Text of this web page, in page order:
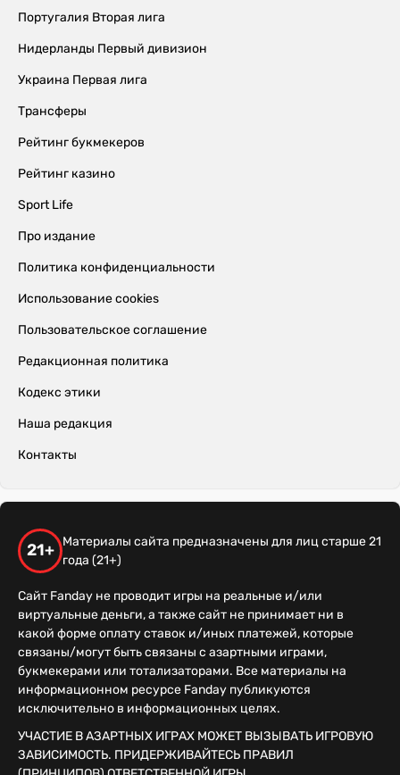
Португалия Вторая лига
Нидерланды Первый дивизион
Украина Первая лига
Трансферы
Рейтинг букмекеров
Рейтинг казино
Sport Life
Про издание
Политика конфиденциальности
Использование cookies
Пользовательское соглашение
Редакционная политика
Кодекс этики
Наша редакция
Контакты
21+
Материалы сайта предназначены для лиц старше 21
года (21+)
Сайт Fanday не проводит игры на реальные и/или
виртуальные деньги, а также сайт не принимает ни в
какой форме оплату ставок и/иных платежей, которые
связаны/могут быть связаны с азартными играми,
букмекерами или тотализаторами. Все материалы на
информационном ресурсе Fanday публикуются
исключительно в информационных целях.
УЧАСТИЕ В АЗАРТНЫХ ИГРАХ МОЖЕТ ВЫЗЫВАТЬ ИГРОВУЮ
ЗАВИСИМОСТЬ. ПРИДЕРЖИВАЙТЕСЬ ПРАВИЛ